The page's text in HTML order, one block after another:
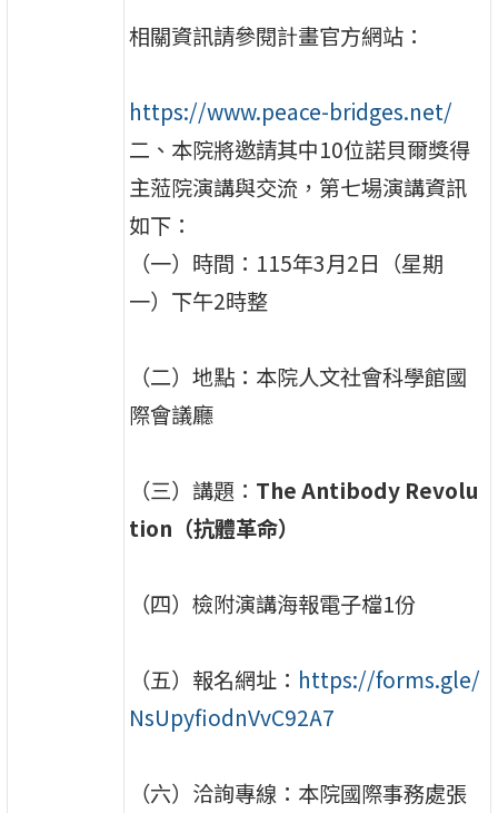
相關資訊請參閱計畫官方網站：
https://www.peace-bridges.net/
二、本院將邀請其中10位諾貝爾獎得
主蒞院演講與交流，第七場演講資訊
如下：
（一）時間：115年3月2日（星期
一）下午2時整
（二）地點：本院人文社會科學館國
際會議廳
（三）講題： The Antibody Revolu
tion（抗體革命）
（四）檢附演講海報電子檔1份
（五）報名網址： https://forms.gle/
NsUpyfiodnVvC92A7
（六）洽詢專線：本院國際事務處張